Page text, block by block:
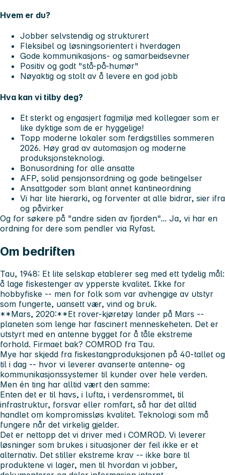
Hvem er du?
Jobber selvstendig og strukturert
Fleksibel og løsningsorientert i hverdagen
Gode kommunikasjons- og samarbeidsevner
Positiv og godt "stå-på-humør"
Nøyaktig og stolt av å levere en god jobb
Hva kan vi tilby deg?
Et sterkt og engasjert fagmiljø med kollegaer som er
like dyktige som de er hyggelige!
Topp moderne lokaler som ferdigstilles sommeren
2026. Høy grad av automasjon og moderne
produksjonsteknologi.
Bonusordning for alle ansatte
AFP, solid pensjonsordning og gode betingelser
Ansattgoder som blant annet kantineordning
Vi har lite hierarki, og forventer at alle bidrar, sier ifra
og påvirker
Og for søkere på "andre siden av fjorden"... Ja, vi har en
ordning for dere som pendler via Ryfast.
Om bedriften
Tau, 1948: Et lite selskap etablerer seg med ett tydelig mål:
å lage fiskestenger av ypperste kvalitet. Ikke for
hobbyfiske -- men for folk som var avhengige av utstyr
som fungerte, uansett vær, vind og bruk.
**Mars, 2020:**Et rover-kjøretøy lander på Mars --
planeten som lenge har fascinert menneskeheten. Det er
utstyrt med en antenne bygget for å tåle ekstreme
forhold. Firmaet bak? COMROD fra Tau.
Mye har skjedd fra fiskestangproduksjonen på 40-tallet og
til i dag -- hvor vi leverer avanserte antenne- og
kommunikasjonssystemer til kunder over hele verden.
Men én ting har alltid vært den samme:
Enten det er til havs, i lufta, i verdensrommet, til
infrastruktur, forsvar eller romfart, så har det alltid
handlet om kompromissløs kvalitet. Teknologi som må
fungere når det virkelig gjelder.
Det er nettopp det vi driver med i COMROD. Vi leverer
løsninger som brukes i situasjoner der feil ikke er et
alternativ. Det stiller ekstreme krav -- ikke bare til
produktene vi lager, men til hvordan vi jobber,